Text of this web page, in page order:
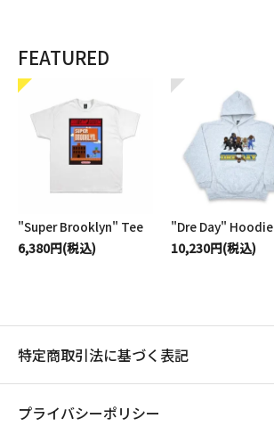
FEATURED
"Super Brooklyn" Tee
6,380円(税込)
"Dre Day" Hoodie
10,230円(税込)
特定商取引法に基づく表記
プライバシーポリシー